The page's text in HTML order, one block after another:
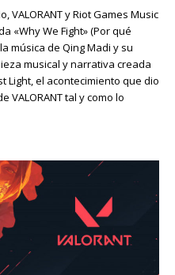
y Riot Games Music
«Why We Fight» (Por qué
música de Qing Madi y su
musical y narrativa creada
Light, el acontecimiento que dio
VALORANT tal y como lo